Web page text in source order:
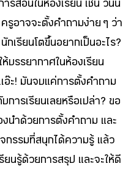
รสอนในห้องเรียน เช่น วันนี้
รูอาจจะตั้งคำถามง่าย ๆ ว่า
เรียนโตขึ้นอยากเป็นอะไร?
บรรยากาศในห้องเรียน
อ๊ะ! มันจบแค่การตั้งคำถาม
การเรียนเลยหรือเปล่า? ขอ
งนำด้วยการตั้งคำถาม และ
กรรมที่สนุกได้ความรู้ แล้ว
ยนรู้ด้วยการสรุป และจะให้ดี